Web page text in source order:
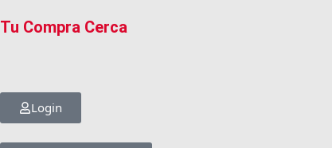
Tu Compra Cerca
Login